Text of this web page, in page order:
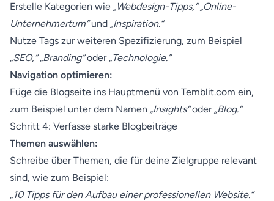
Erstelle Kategorien wie „Webdesign-Tipps,“ „Online-
Unternehmertum“und „Inspiration.“
Nutze Tags zur weiteren Spezifizierung, zum Beispiel
„SEO,“ „Branding“oder „Technologie.“
Navigation optimieren:
Füge die Blogseite ins Hauptmenü von Temblit.com ein,
zum Beispiel unter dem Namen „Insights“oder „Blog.“
Schritt 4: Verfasse starke Blogbeiträge
Themen auswählen:
Schreibe über Themen, die für deine Zielgruppe relevant
sind, wie zum Beispiel:
„10 Tipps für den Aufbau einer professionellen Website.“